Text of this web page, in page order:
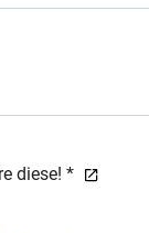
diese! *